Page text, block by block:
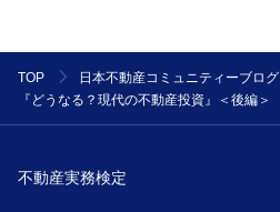
TOP
日本不動産コミュニティーブログ
『どうなる？現代の不動産投資』＜後編＞
不動産実務検定